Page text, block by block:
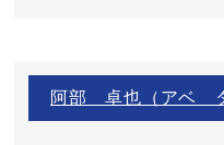
阿部 卓也（アベ